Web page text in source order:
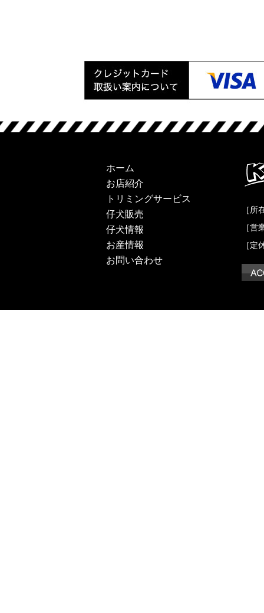
ホーム
お店紹介
トリミングサービス
仔犬販売
仔犬情報
お産情報
お問い合わせ
［所
［営
［定